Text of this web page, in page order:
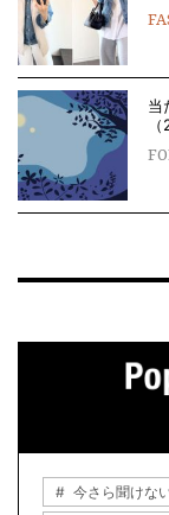
当
今さら聞けな